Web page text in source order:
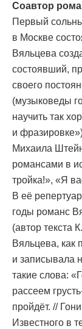
Соавтор
Первый
в Москве
Вяльцева
состоявший,
своего
(музыковеды
научить так
и
Михаила
романсами в
тройка!», «Я
В её
годы романс
(автор текста
Вяльцева, как
и записывала
такие слова:
рассеем
пройдёт. //
Известного в